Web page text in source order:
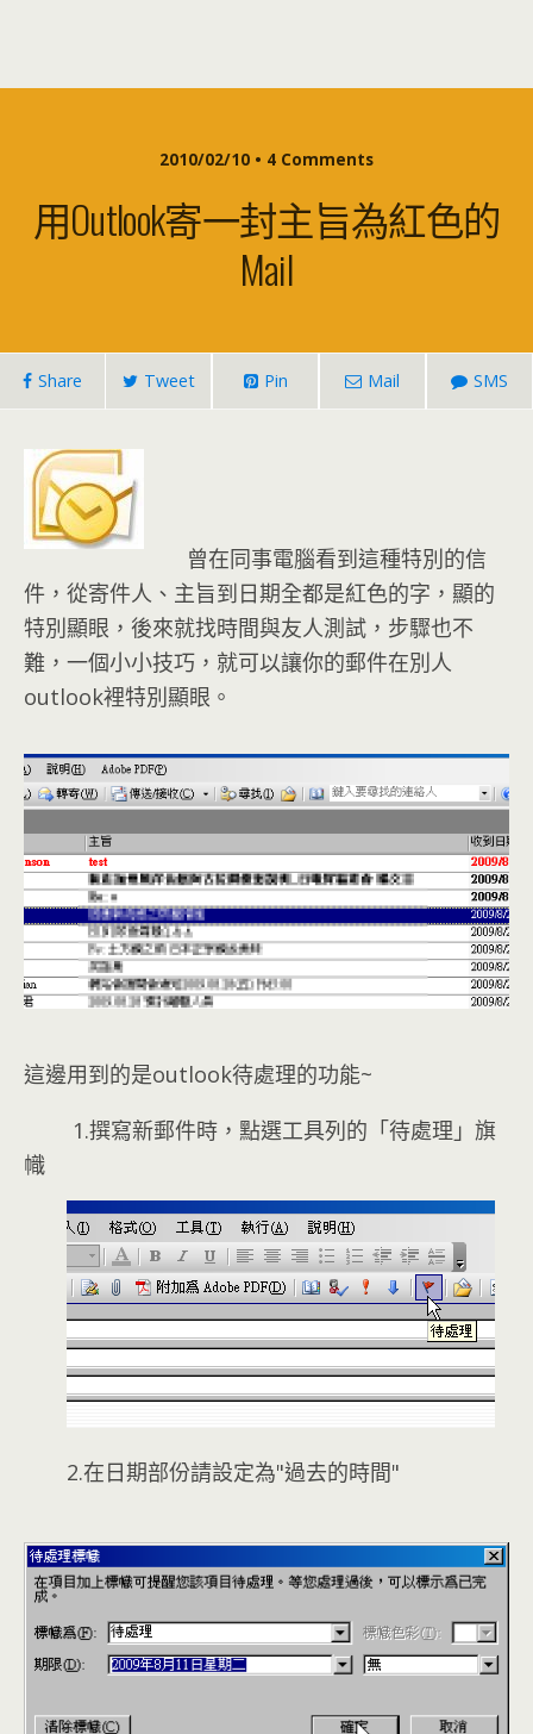
2010/02/10 • 4 Comments
用outlook寄一封主旨為紅色的
Mail
Share Tweet Pin Mail SMS
曾在同事電腦看到這種特別的信
件，從寄件人、主旨到日期全都是紅色的字，顯的
特別顯眼，後來就找時間與友人測試，步驟也不
難，一個小小技巧，就可以讓你的郵件在別人
outlook裡特別顯眼。
這邊用到的是outlook待處理的功能~
1.撰寫新郵件時，點選工具列的「待處理」旗
幟
2.在日期部份請設定為"過去的時間"